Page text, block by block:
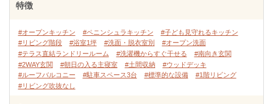
特徴
#オープンキッチン #ペニンシュラキッチン
#子ども見守れるキッチン
#リビング階段
#浴室1坪 #洗面・脱衣室別
#オープン洗面
#テラス直結ランドリールーム
#洗濯機からすぐ干せる
#南向き玄関
#2WAY玄関
#朝日の入る主寝室 #土間収納
#ウッドデッキ
#ルーフバルコニー
#駐車スペース3台 #標準的な設備
#1階リビング
#リビング吹抜なし